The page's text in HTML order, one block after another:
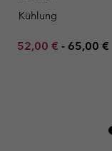
Kühlung
Minimum sale
52,00 € - 65,00 €